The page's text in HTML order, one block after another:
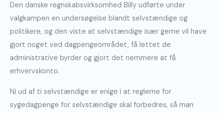
Den danske regnskabsvirksomhed Billy udførte under
valgkampen en undersøgelse blandt selvstændige og
politikere, og den viste at selvstændige især gerne vil have
gjort noget ved dagpengeområdet, få lettet de
administrative byrder og gjort det nemmere at få
erhvervskonto.
Ni ud af ti selvstændige er enige i at reglerne for
sygedagpenge for selvstændige skal forbedres, så man